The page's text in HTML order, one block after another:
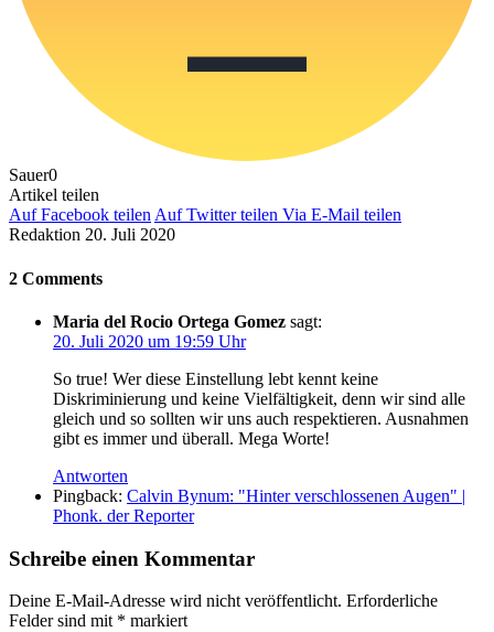
Sauer0
Artikel teilen
Auf Facebook teilenAuf Twitter teilen Via E-Mail teilen
Redaktion 20. Juli 2020
2 Comments
Maria del Rocio Ortega Gomez sagt:
20. Juli 2020 um 19:59 Uhr
So true! Wer diese Einstellung lebt kennt keine
Diskriminierung und keine Vielfältigkeit, denn wir sind alle
gleich und so sollten wir uns auch respektieren. Ausnahmen
gibt es immer und überall. Mega Worte!
Antworten
Pingback: Calvin Bynum: "Hinter verschlossenen Augen" |
Phonk. der Reporter
Schreibe einen Kommentar
Deine E-Mail-Adresse wird nicht veröffentlicht. Erforderliche
Felder sind mit * markiert